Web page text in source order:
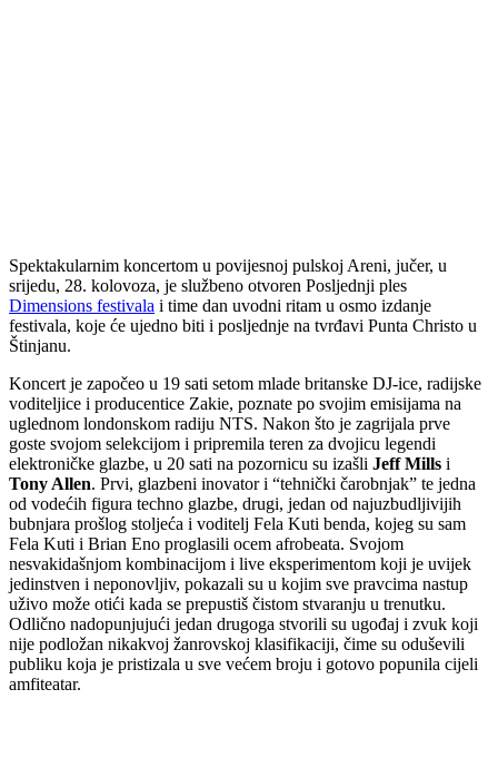
Spektakularnim koncertom u povijesnoj pulskoj Areni, jučer, u
srijedu, 28. kolovoza, je službeno otvoren Posljednji ples
Dimensions festivala i time dan uvodni ritam u osmo izdanje
festivala, koje će ujedno biti i posljednje na tvrđavi Punta Christo u
Štinjanu.
Koncert je započeo u 19 sati setom mlade britanske DJ-ice, radijske
voditeljice i producentice Zakie, poznate po svojim emisijama na
uglednom londonskom radiju NTS. Nakon što je zagrijala prve
goste svojom selekcijom i pripremila teren za dvojicu legendi
elektroničke glazbe, u 20 sati na pozornicu su izašli Jeff Mills i
Tony Allen. Prvi, glazbeni inovator i “tehnički čarobnjak” te jedna
od vodećih figura techno glazbe, drugi, jedan od najuzbudljivijih
bubnjara prošlog stoljeća i voditelj Fela Kuti benda, kojeg su sam
Fela Kuti i Brian Eno proglasili ocem afrobeata. Svojom
nesvakidašnjom kombinacijom i live eksperimentom koji je uvijek
jedinstven i neponovljiv, pokazali su u kojim sve pravcima nastup
uživo može otići kada se prepustiš čistom stvaranju u trenutku.
Odlično nadopunjujući jedan drugoga stvorili su ugođaj i zvuk koji
nije podložan nikakvoj žanrovskoj klasifikaciji, čime su oduševili
publiku koja je pristizala u sve većem broju i gotovo popunila cijeli
amfiteatar.